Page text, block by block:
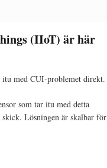
(IIoT) är här
med CUI-problemet direkt.
som tar itu med detta
Lösningen är skalbar för